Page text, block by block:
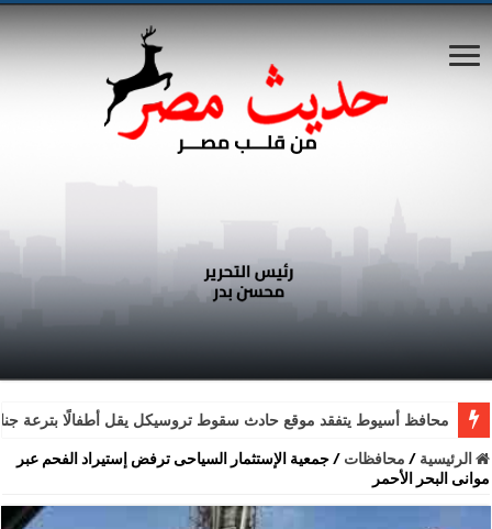
محافظ أسيوط يتفقد موقع حادث سقوط تروسيكل يقل أطفالًا بترعة
الرئيسية / محافظات /جمعية الإستثمار السياحى ترفض إستيراد الفحم عبر
موانى البحر الأحمر